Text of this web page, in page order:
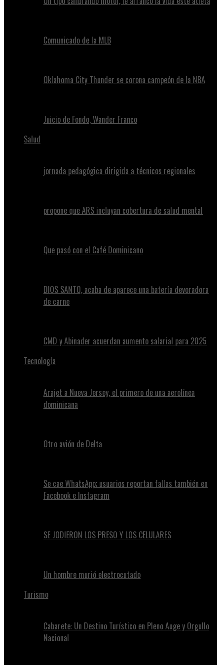
Comunicado de la MLB
Oklahoma City Thunder se corona campeón de la NBA
Juicio de Fondo, Wander Franco
Salud
jornada pedagógica dirigida a técnicos regionales
propone que ARS incluyan cobertura de salud mental
Que pasó con el Café Dominicano
DIOS SANTO, acaba de aparece una batería devoradora
de carne
CMD y Abinader acuerdan aumento salarial para 2025
Tecnología
Arajet a Nueva Jersey, el primero de una aerolínea
dominicana
Otro avión de Delta
Se cae WhatsApp; usuarios reportan fallas también en
Facebook e Instagram
SE JODIERON LOS PRESO Y LOS CELULARES
Un hombre murió electrocutado
Turismo
Cabarete: Un Destino Turístico en Pleno Auge y Orgullo
Nacional